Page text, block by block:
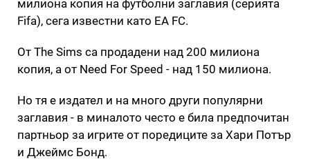
милиона копия на футболни заглавия (серията
Fifa), сега известни като EA FC.
От The Sims са продадени над 200 милиона
копия, а от Need For Speed - над 150 милиона.
Но тя е издател и на много други популярни
заглавия - в миналото често е била предпочитан
партньор за игрите от поредиците за Хари Потър
и Джеймс Бонд.